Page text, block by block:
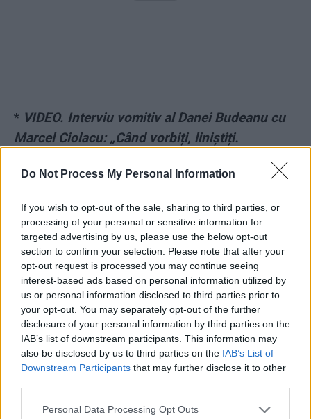
Do Not Process My Personal Information
If you wish to opt-out of the sale, sharing to third parties, or
processing of your personal or sensitive information for
targeted advertising by us, please use the below opt-out
section to confirm your selection. Please note that after your
opt-out request is processed you may continue seeing
interest-based ads based on personal information utilized by
us or personal information disclosed to third parties prior to
your opt-out. You may separately opt-out of the further
disclosure of your personal information by third parties on the
IAB’s list of downstream participants. This information may
also be disclosed by us to third parties on the IAB’s List of
Downstream Participants that may further disclose it to other
Personal Data Processing Opt Outs
* VIDEO. Interviu vomitiv al Danei Budeanu cu
Marcel Ciolacu: „Când vorbiți, liniștiți.
monument de răbdare!”
*SUA ne avertizează: Rusia va încerca să
deturneze alegerile din România, de anul viitor!
Planul diabolic al Moscovei de a „otrăvi”
democrația din aproape 100 de țări
*Diversiunea „Longhin Jar” la Realitatea Plus.
Adevărata Biserică Ortodoxă Ucraineană are 20
de milioane de credincioși și nu se supune
Moscovei, cum face provocatorul Jar
Unul dintre cei mai reputați jurnaliști germani,